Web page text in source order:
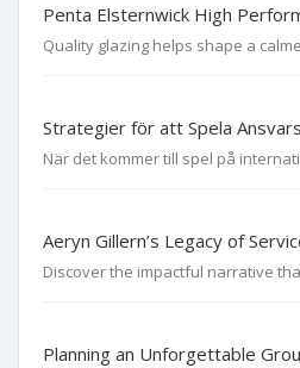
Penta Elsternwick High
Quality glazing helps shape a
Strategier för att Spela
När det kommer till spel på
Aeryn Gillern’s Legacy of
Discover the impactful narrative
Planning an Unforgettable